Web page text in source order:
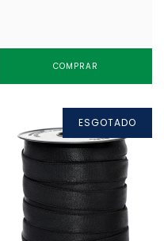
COMPRAR
ESGOTADO